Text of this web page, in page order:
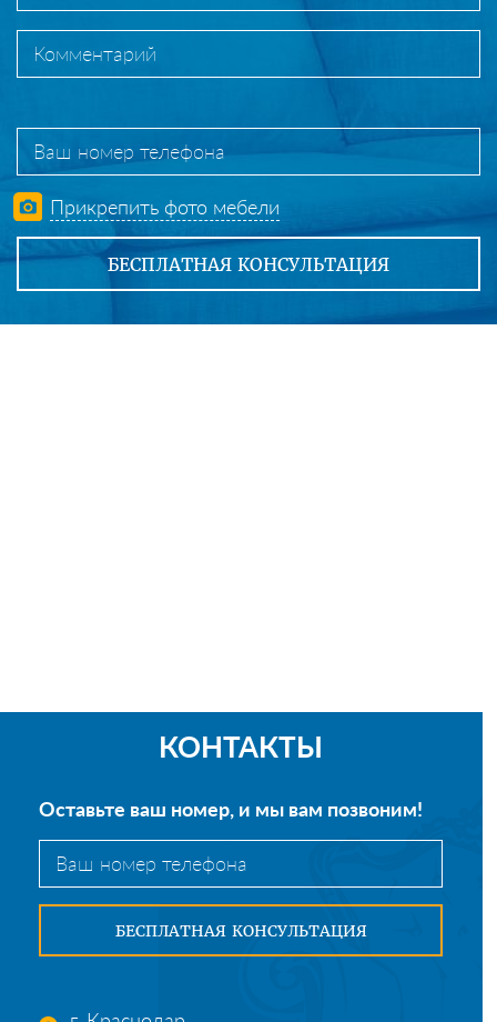
Прикрепить фото мебели
КОНТАКТЫ
Оставьте ваш номер, и мы вам позвоним!